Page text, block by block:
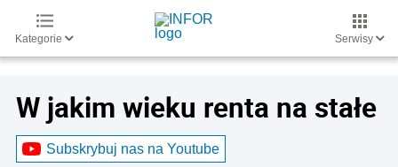
Kategorie Serwisy
W jakim wieku renta na stałe
Subskrybuj nas na Youtube